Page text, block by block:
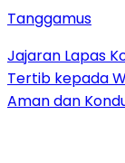
Tanggamus
Jajaran Lapas
Tertib kepada
Aman dan